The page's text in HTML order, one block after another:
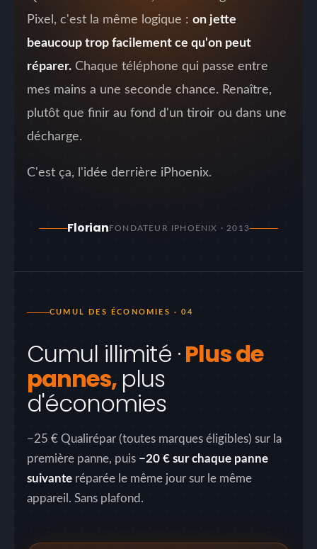
Pixel, c'est la même logique : on jette
beaucoup trop facilement ce qu'on peut
réparer. Chaque téléphone qui passe entre
mes mains a une seconde chance. Renaître,
plutôt que finir au fond d'un tiroir ou dans une
décharge.
C'est ça, l'idée derrière iPhoenix.
FlorianFONDATEUR IPHOENIX · 2013
CUMUL DES ÉCONOMIES · 04
Cumul illimité ·Plus de
pannes, plus
d'économies
−25 € Qualirépar (toutes marques éligibles) sur la
première panne, puis −20 € sur chaque panne
suivante réparée le même jour sur le même
appareil. Sans plafond.